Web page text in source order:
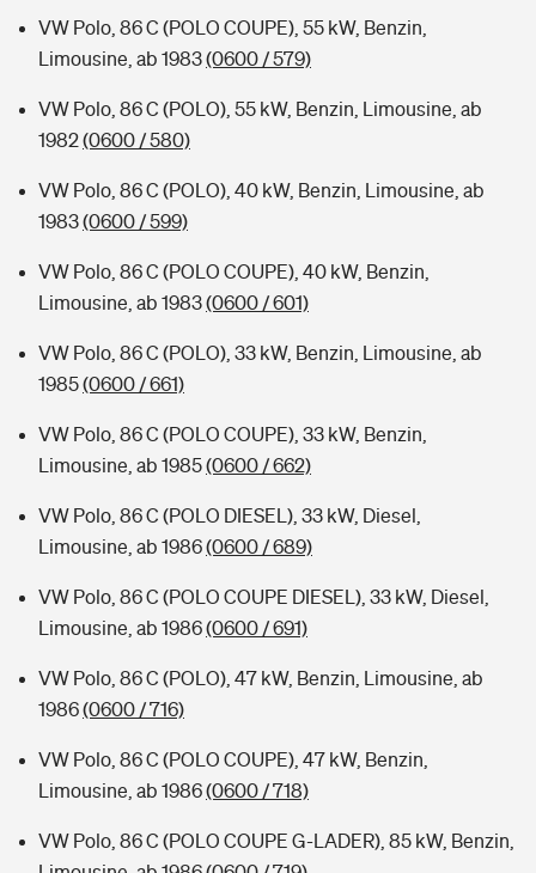
VW Polo, 86 C (POLO COUPE), 55 kW, Benzin,
Limousine, ab 1983(0600 / 579)
VW Polo, 86 C (POLO), 55 kW, Benzin, Limousine, ab
1982(0600 / 580)
VW Polo, 86 C (POLO), 40 kW, Benzin, Limousine, ab
1983(0600 / 599)
VW Polo, 86 C (POLO COUPE), 40 kW, Benzin,
Limousine, ab 1983(0600 / 601)
VW Polo, 86 C (POLO), 33 kW, Benzin, Limousine, ab
1985(0600 / 661)
VW Polo, 86 C (POLO COUPE), 33 kW, Benzin,
Limousine, ab 1985(0600 / 662)
VW Polo, 86 C (POLO DIESEL), 33 kW, Diesel,
Limousine, ab 1986(0600 / 689)
VW Polo, 86 C (POLO COUPE DIESEL), 33 kW, Diesel,
Limousine, ab 1986(0600 / 691)
VW Polo, 86 C (POLO), 47 kW, Benzin, Limousine, ab
1986(0600 / 716)
VW Polo, 86 C (POLO COUPE), 47 kW, Benzin,
Limousine, ab 1986(0600 / 718)
VW Polo, 86 C (POLO COUPE G-LADER), 85 kW, Benzin,